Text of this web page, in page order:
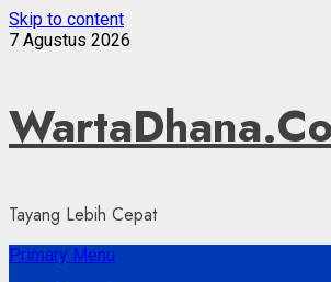
Skip to content
7 Agustus 2026
Tayang Lebih Cepat
Primary Menu